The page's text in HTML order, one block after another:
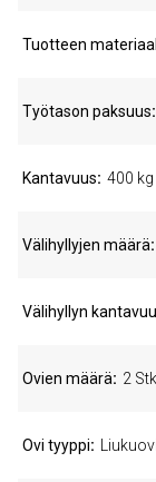
Tuotteen
Työtason paksuus
Kantavuus 400 kg
Välihyllyjen määrä
Välihyllyn
Ovien määrä 2 Stk.
Ovi tyyppi Liukuovi